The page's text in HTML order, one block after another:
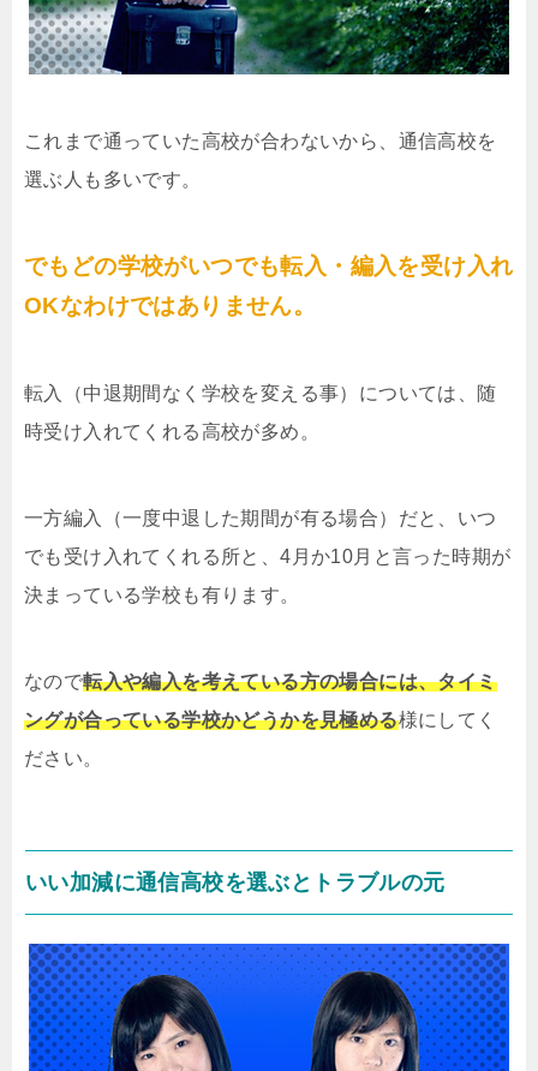
これまで通っていた高校が合わないから、通信高校を
選ぶ人も多いです。
でもどの学校がいつでも転入・編入を受け入れ
OKなわけではありません。
転入（中退期間なく学校を変える事）については、随
時受け入れてくれる高校が多め。
一方編入（一度中退した期間が有る場合）だと、いつ
でも受け入れてくれる所と、4月か10月と言った時期が
決まっている学校も有ります。
なので転入や編入を考えている方の場合には、タイミ
ングが合っている学校かどうかを見極める様にしてく
ださい。
いい加減に通信高校を選ぶとトラブルの元